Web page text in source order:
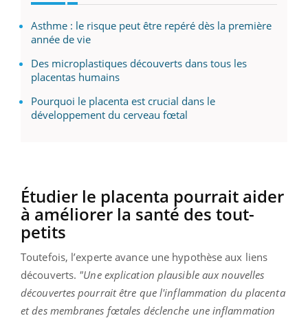
Asthme : le risque peut être repéré dès la première
année de vie
Des microplastiques découverts dans tous les
placentas humains
Pourquoi le placenta est crucial dans le
développement du cerveau fœtal
Étudier le placenta pourrait aider
à améliorer la santé des tout-
petits
Toutefois, l’experte avance une hypothèse aux liens
découverts. "Une explication plausible aux nouvelles
découvertes pourrait être que l'inflammation du placenta
et des membranes fœtales déclenche une inflammation